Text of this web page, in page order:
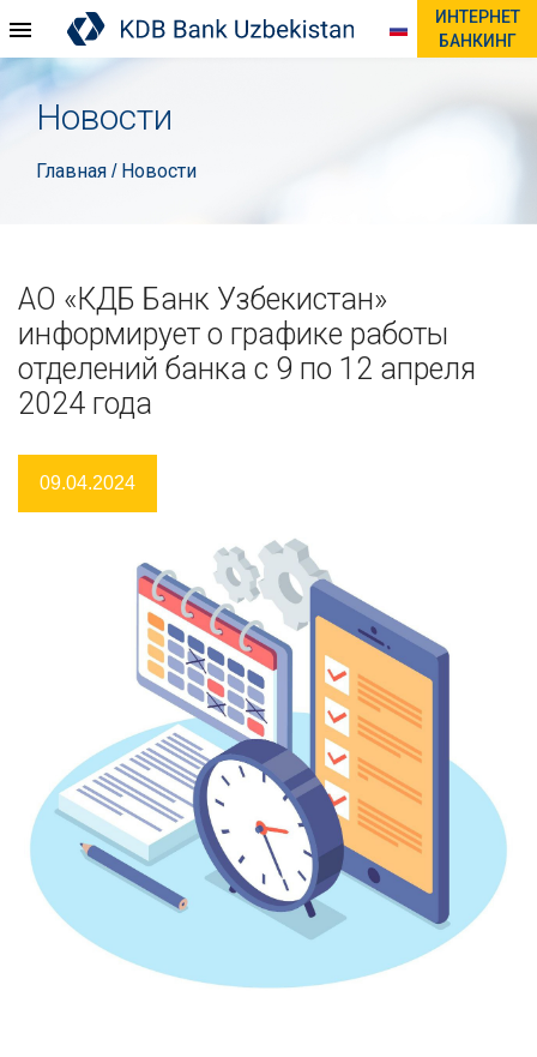
ИНТЕРНЕТ
БАНКИНГ
Новости
Главная / Новости
АО «КДБ Банк Узбекистан»
информирует о графике работы
отделений банка c 9 по 12 апреля
2024 года
09.04.2024